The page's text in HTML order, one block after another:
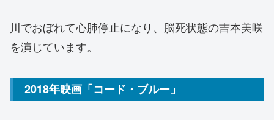
川でおぼれて心肺停止になり、脳死状態の吉本美咲
を演じています。
2018年映画「コード・ブルー」